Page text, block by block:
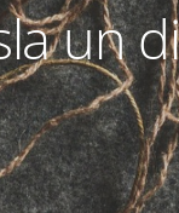
un